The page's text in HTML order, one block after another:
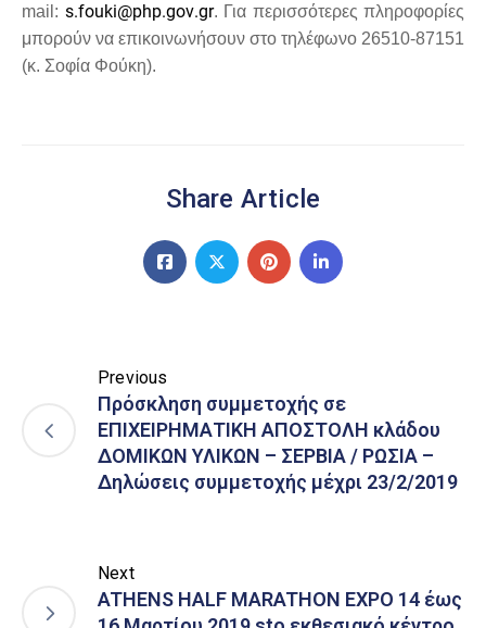
mail : s.fouki@php.gov.gr. Για περισσότερες πληροφορίες
μπορούν να επικοινωνήσουν στo τηλέφωνο 26510-87151
(κ. Σοφία Φούκη).
Share Article
Previous
Πρόσκληση συμμετοχής σε
ΕΠΙΧΕΙΡΗΜΑΤΙΚΗ ΑΠΟΣΤΟΛΗ κλάδου
ΔΟΜΙΚΩΝ ΥΛΙΚΩΝ – ΣΕΡΒΙΑ / ΡΩΣΙΑ –
Δηλώσεις συμμετοχής μέχρι 23/2/2019
Next
ATHENS HALF MARATHON EXPO 14 έως